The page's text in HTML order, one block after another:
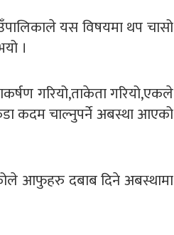
यस विषयमा थप चासो
।
गरियो,ताकेता गरियो,एकले
कदम चाल्नुपर्ने अबस्था आएको
आफुहरु दबाब दिने अबस्थामा